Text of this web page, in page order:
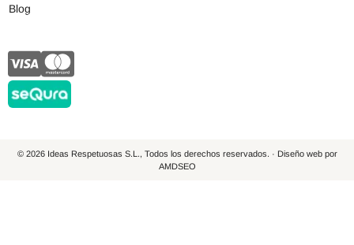
Blog
© 2026 Ideas Respetuosas S.L., Todos los derechos reservados. · Diseño web por
AMDSEO